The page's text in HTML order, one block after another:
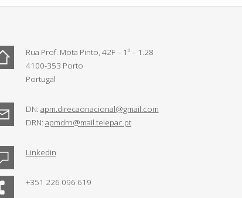
Rua Prof. Mota Pinto, 42F – 1º – 1.28
4100-353 Porto
Portugal
DN: apm.direcaonacional@gmail.com
DRN: apmdrn@mail.telepac.pt
Linkedin
+351 226 096 619